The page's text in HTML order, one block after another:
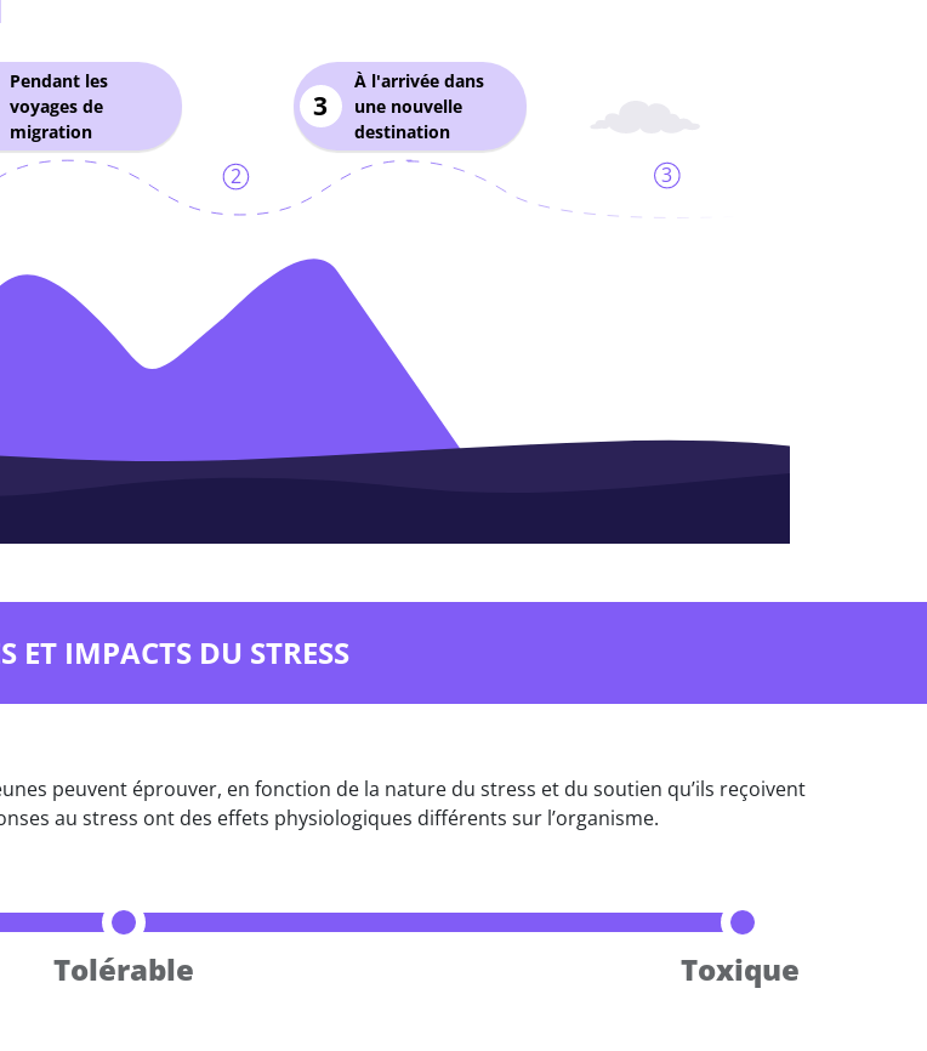
2 3
Pendant les
voyages de
migration
3
À l'arrivée dans
une nouvelle
destination
ET IMPACTS DU STRESS
peuvent éprouver, en fonction de la nature du stress et du soutien qu’ils reçoivent
au stress ont des effets physiologiques différents sur l’organisme.
Tolérable Toxique